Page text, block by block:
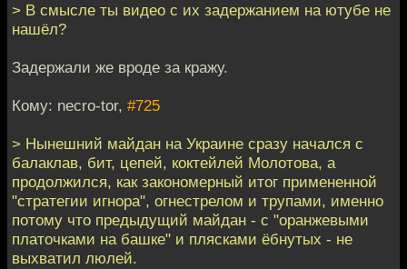
> В смысле ты видео с их задержанием на ютубе не
нашёл?
Задержали же вроде за кражу.
Кому: necro-tor, #725
> Нынешний майдан на Украине сразу начался с
балаклав, бит, цепей, коктейлей Молотова, а
продолжился, как закономерный итог примененной
"стратегии игнора", огнестрелом и трупами, именно
потому что предыдущий майдан - с "оранжевыми
платочками на башке" и плясками ёбнутых - не
выхватил люлей.